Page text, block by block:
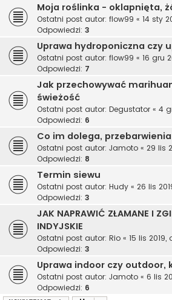
Moja roślinka - oklapnięta,
Ostatni post autor: flow99 « 14 sty
Odpowiedzi: 3
Uprawa hydroponiczna czy
Ostatni post autor: flow99 « 16 gru
Odpowiedzi: 7
Jak przechowywać
świeżość
Ostatni post autor: Degustator « 4
Odpowiedzi: 6
Co im dolega,
Ostatni post autor: Jamoto « 29 lis
Odpowiedzi: 8
Termin siewu
Ostatni post autor: Hudy « 26 lis
Odpowiedzi: 3
JAK NAPRAWIĆ ZŁAMANE I
INDYJSKIE
Ostatni post autor: Rio « 15 lis 2019,
Odpowiedzi: 3
Uprawa indoor czy outdoor,
Ostatni post autor: Jamoto « 6 lis
Odpowiedzi: 6